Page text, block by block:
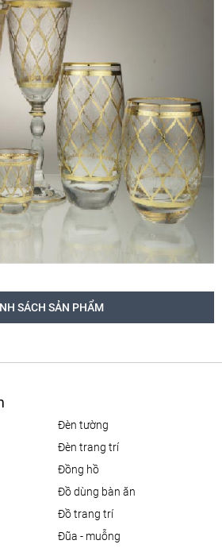
SÁCH SẢN PHẨM
đèn tường
đèn trang trí
đồng hồ
đồ dùng bàn ăn
đồ trang trí
đũa - muỗng